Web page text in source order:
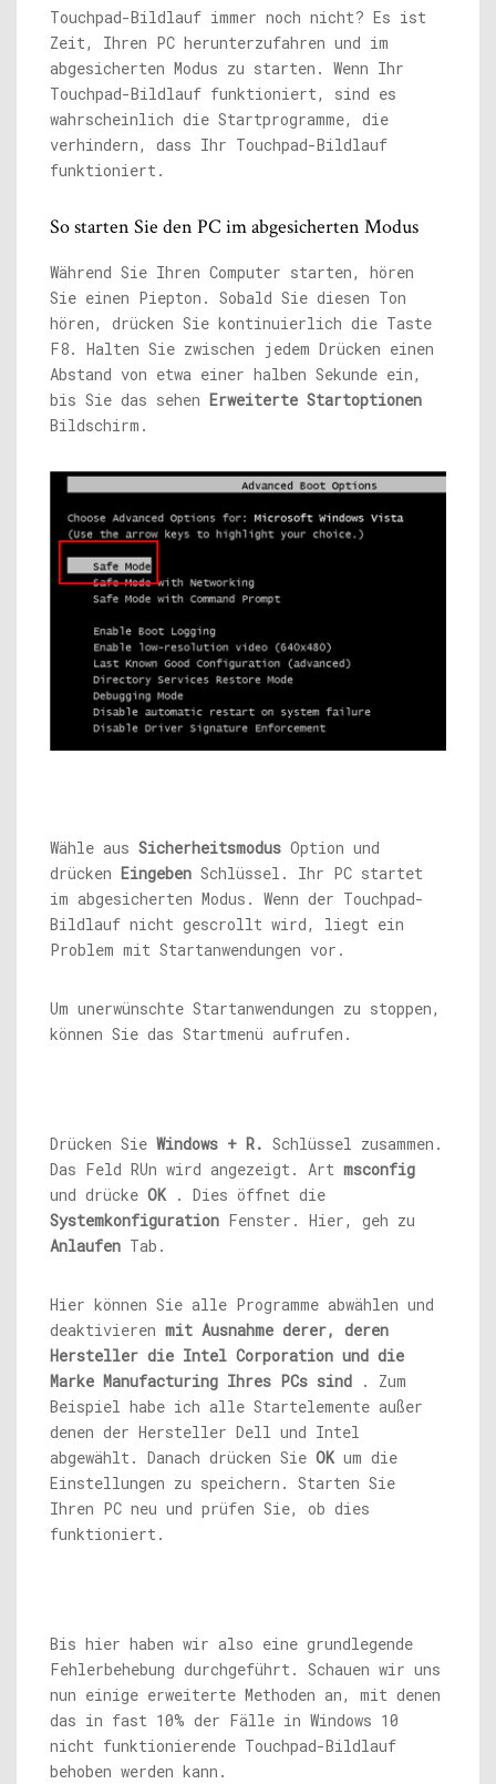
Touchpad-Bildlauf immer noch nicht? Es ist
Zeit, Ihren PC herunterzufahren und im
abgesicherten Modus zu starten. Wenn Ihr
Touchpad-Bildlauf funktioniert, sind es
wahrscheinlich die Startprogramme, die
verhindern, dass Ihr Touchpad-Bildlauf
funktioniert.
So starten Sie den PC im abgesicherten Modus
Während Sie Ihren Computer starten, hören
Sie einen Piepton. Sobald Sie diesen Ton
hören, drücken Sie kontinuierlich die Taste
F8. Halten Sie zwischen jedem Drücken einen
Abstand von etwa einer halben Sekunde ein,
bis Sie das sehen Erweiterte Startoptionen
Bildschirm.
Wähle aus Sicherheitsmodus Option und
drücken Eingeben Schlüssel. Ihr PC startet
im abgesicherten Modus. Wenn der Touchpad-
Bildlauf nicht gescrollt wird, liegt ein
Problem mit Startanwendungen vor.
Um unerwünschte Startanwendungen zu stoppen,
können Sie das Startmenü aufrufen.
Drücken Sie Windows + R. Schlüssel zusammen.
Das Feld RUn wird angezeigt. Art msconfig
und drücke OK. Dies öffnet die
Systemkonfiguration Fenster. Hier, geh zu
Anlaufen Tab.
Hier können Sie alle Programme abwählen und
deaktivieren mit Ausnahme derer, deren
Hersteller die Intel Corporation und die
Marke Manufacturing Ihres PCs sind . Zum
Beispiel habe ich alle Startelemente außer
denen der Hersteller Dell und Intel
abgewählt. Danach drücken Sie OKum die
Einstellungen zu speichern. Starten Sie
Ihren PC neu und prüfen Sie, ob dies
funktioniert.
Bis hier haben wir also eine grundlegende
Fehlerbehebung durchgeführt. Schauen wir uns
nun einige erweiterte Methoden an, mit denen
das in fast 10% der Fälle in Windows 10
nicht funktionierende Touchpad-Bildlauf
behoben werden kann.